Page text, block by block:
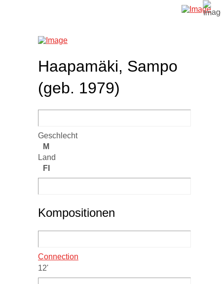
Haapamäki, Sampo
(geb. 1979)
Geschlecht
M
Land
FI
Kompositionen
Connection
12'